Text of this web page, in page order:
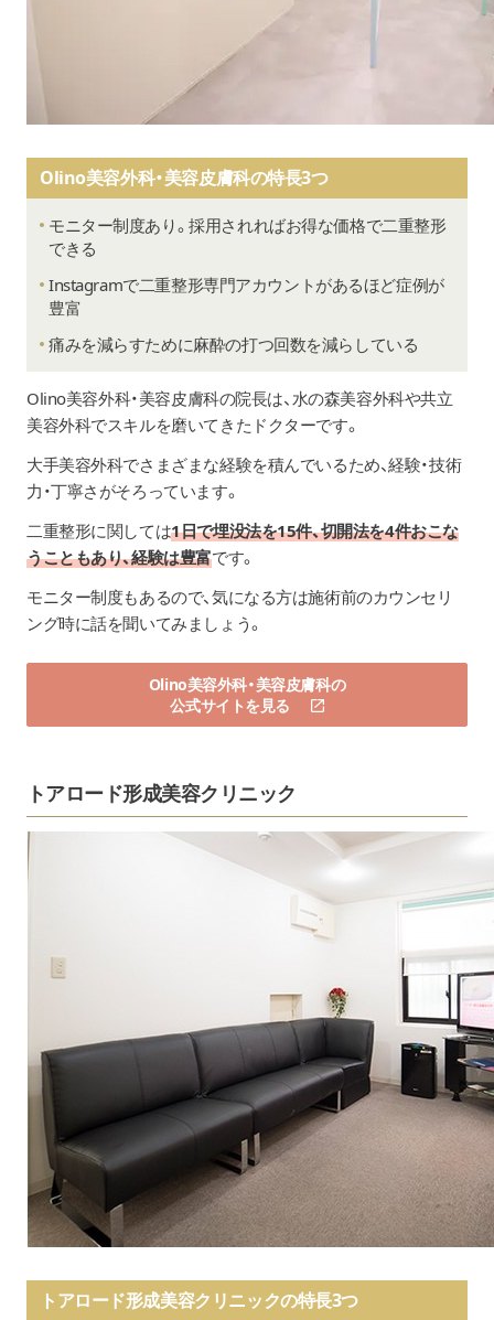
Olino美容外科・美容皮膚科の特長3つ
モニター制度あり。採用されればお得な価格で二重整形
できる
Instagramで二重整形専門アカウントがあるほど症例が
豊富
痛みを減らすために麻酔の打つ回数を減らしている
Olino美容外科・美容皮膚科の院長は、水の森美容外科や共立
美容外科でスキルを磨いてきたドクターです。
大手美容外科でさまざまな経験を積んでいるため、経験・技術
力・丁寧さがそろっています。
二重整形に関しては1日で埋没法を15件、切開法を4件おこな
うこともあり、経験は豊富です。
モニター制度もあるので、気になる方は施術前のカウンセリ
ング時に話を聞いてみましょう。
Olino美容外科・美容皮膚科の
公式サイトを見る
トアロード形成美容クリニック
トアロード形成美容クリニックの特長3つ